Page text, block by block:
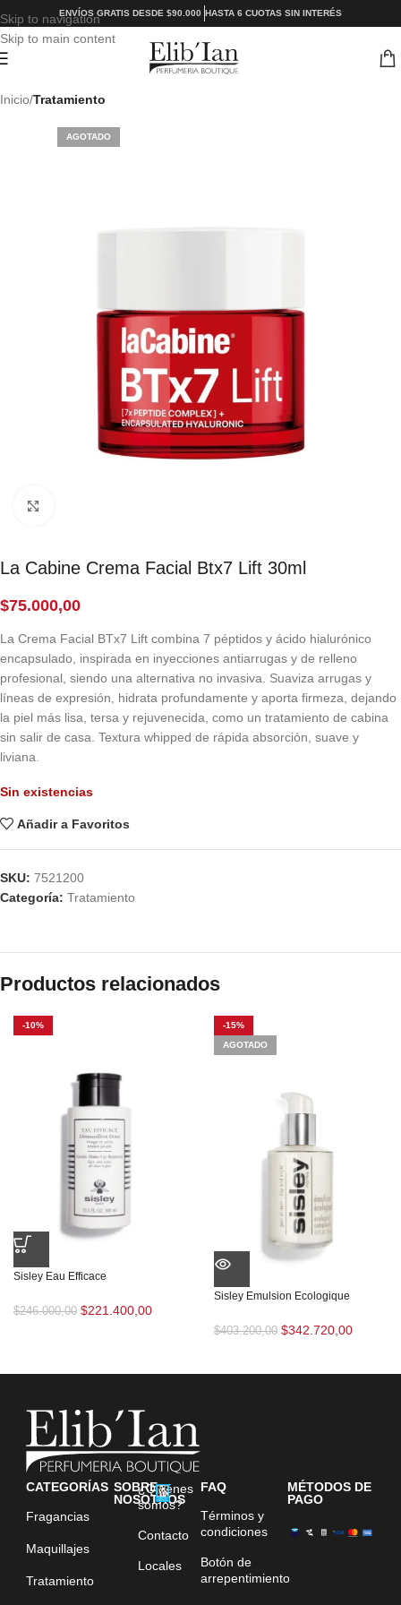
Skip to navigation
Skip to main content
ENVÍOS GRATIS DESDE $90.000 HASTA 6 CUOTAS SIN INTERÉS
Inicio Tratamiento
AGOTADO
La Cabine Crema Facial Btx7 Lift 30ml
$75.000,00
La Crema Facial BTx7 Lift combina 7 péptidos y ácido hialurónico
encapsulado, inspirada en inyecciones antiarrugas y de relleno
profesional, siendo una alternativa no invasiva. Suaviza arrugas y
líneas de expresión, hidrata profundamente y aporta firmeza, dejando
la piel más lisa, tersa y rejuvenecida, como un tratamiento de cabina
sin salir de casa. Textura whipped de rápida absorción, suave y
liviana.
Sin existencias
Añadir a Favoritos
SKU: 7521200
Categoría: Tratamiento
Productos relacionados
-10%
Sisley Eau Efficace
$246.000,00 $221.400,00
-15%
AGOTADO
Sisley Emulsion Ecologique
$403.200,00 $342.720,00
CATEGORÍAS
Fragancias
Maquillajes
Tratamiento
SOBRE
NOSOTROS
¿Quiénes
somos?
Contacto
Locales
FAQ
Términos y
condiciones
Botón de
arrepentimiento
MÉTODOS DE
PAGO